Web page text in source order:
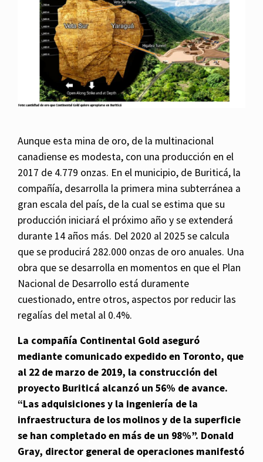
Aunque esta mina de oro, de la multinacional
canadiense es modesta, con una producción en el
2017 de 4.779 onzas. En el municipio, de Buriticá, la
compañía, desarrolla la primera mina subterránea a
gran escala del país, de la cual se estima que su
producción iniciará el próximo año y se extenderá
durante 14 años más. Del 2020 al 2025 se calcula
que se producirá 282.000 onzas de oro anuales. Una
obra que se desarrolla en momentos en que el Plan
Nacional de Desarrollo está duramente
cuestionado, entre otros, aspectos por reducir las
regalías del metal al 0.4%.
La compañía Continental Gold aseguró
mediante comunicado expedido en Toronto, que
al 22 de marzo de 2019, la construcción del
proyecto Buriticá alcanzó un 56% de avance.
“Las adquisiciones y la ingeniería de la
infraestructura de los molinos y de la superficie
se han completado en más de un 98%”. Donald
Gray, director general de operaciones manifestó